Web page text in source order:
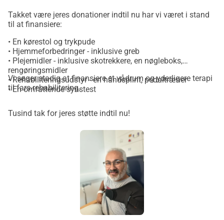
Takket være jeres donationer indtil nu har vi været i stand
til at finansiere:
• En kørestol og trykpude
• Hjemmeforbedringer - inklusive greb
• Plejemidler - inklusive skotrekkere, en nøgleboks,
rengøringsmidler
• Rehabiliteringsudstyr - en håndsplint, pedaltræner
• En omfattende synstest
Vi søger stadig at finansiere et vådrum og yderligere terapi
til fars rehabilitering.
Tusind tak for jeres støtte indtil nu!